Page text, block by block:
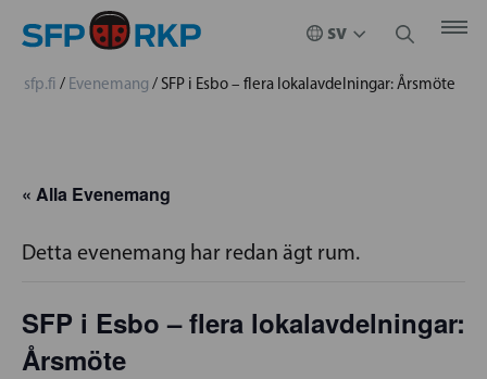
sfp.fi / Evenemang / SFP i Esbo – flera lokalavdelningar: Årsmöte
« Alla Evenemang
Detta evenemang har redan ägt rum.
SFP i Esbo – flera lokalavdelningar:
Årsmöte